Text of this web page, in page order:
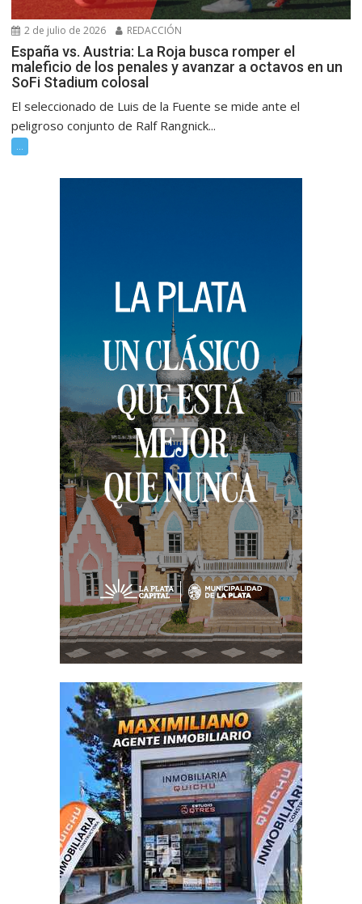
2 de julio de 2026 REDACCIÓN
España vs. Austria: La Roja busca romper el
maleficio de los penales y avanzar a octavos en un
SoFi Stadium colosal
El seleccionado de Luis de la Fuente se mide ante el
peligroso conjunto de Ralf Rangnick...
...